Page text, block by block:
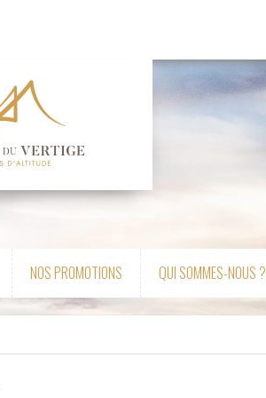
NOS PROMOTIONS QUI SOMMES-NOUS ?